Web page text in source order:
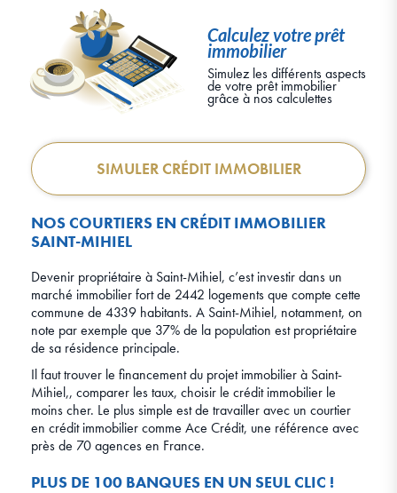
Calculez votre prêt
immobilier
Simulez les différents aspects
de votre prêt immobilier
grâce à nos calculettes
SIMULER CRÉDIT IMMOBILIER
NOS COURTIERS EN CRÉDIT IMMOBILIER
SAINT-MIHIEL
Devenir propriétaire à Saint-Mihiel, c’est investir dans un
marché immobilier fort de 2442 logements que compte cette
commune de 4339 habitants. A Saint-Mihiel, notamment, on
note par exemple que 37% de la population est propriétaire
de sa résidence principale.
Il faut trouver le financement du projet immobilier à Saint-
Mihiel,, comparer les taux, choisir le crédit immobilier le
moins cher. Le plus simple est de travailler avec un courtier
en crédit immobilier comme Ace Crédit, une référence avec
près de 70 agences en France.
PLUS DE 100 BANQUES EN UN SEUL CLIC !